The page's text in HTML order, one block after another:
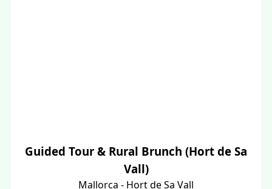
Guided Tour & Rural Brunch (Hort de Sa
Vall)
Mallorca - Hort de Sa Vall